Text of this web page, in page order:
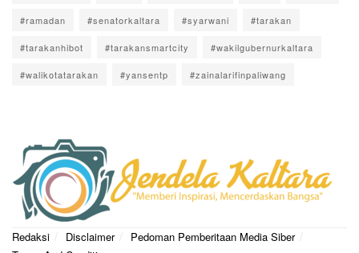
#ramadan #senatorkaltara #syarwani #tarakan
#tarakanhibot #tarakansmartcity #wakilgubernurkaltara
#walikotatarakan #yansentp #zainalarifinpaliwang
Redaksi Disclaimer
Pedoman Pemberitaan Media Siber